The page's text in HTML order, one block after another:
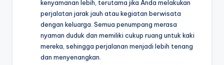
kenyamanan lebih, terutama jika Anda melakukan
perjalatan jarak jauh atau kegiatan berwisata
dengan keluarga. Semua penumpang merasa
nyaman duduk dan memiliki cukup ruang untuk kaki
mereka, sehingga perjalanan menjadi lebih tenang
dan menyenangkan.